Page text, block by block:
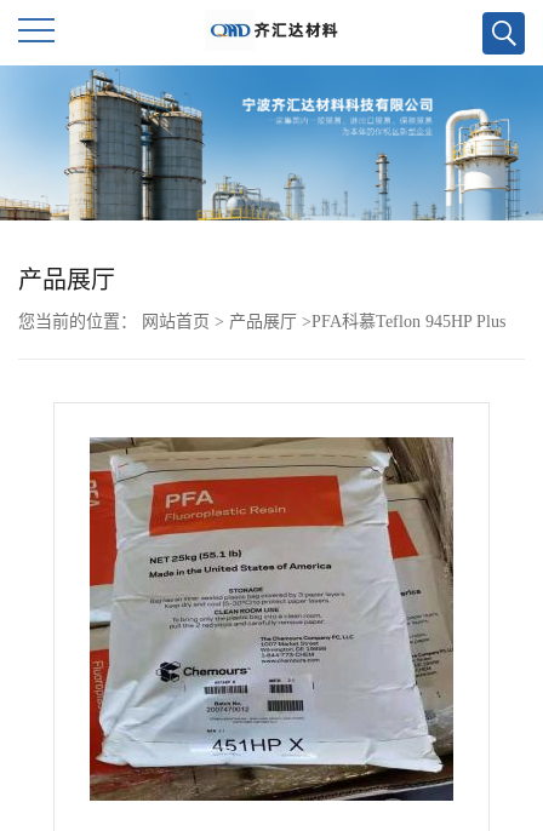
首
页
公
产品展厅
您当前的位置： 网站首页 > 产品展厅 >PFA科慕Teflon 945HP Plus